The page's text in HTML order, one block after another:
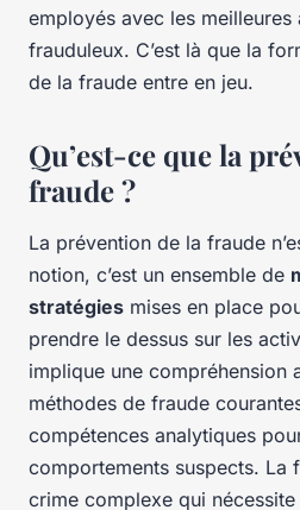
employés avec les
frauduleux. C’est là que la
de la fraude entre en jeu.
Qu’est-ce que la
fraude ?
La prévention de la fraude
notion, c’est un ensemble de
stratégies mises en place
prendre le dessus sur les
implique une compréhension
méthodes de fraude
compétences analytiques
comportements suspects. La
crime complexe qui